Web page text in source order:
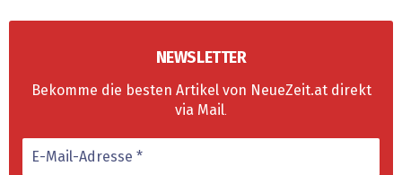
NEWSLETTER
Bekomme die besten Artikel von NeueZeit.at direkt
via Mail.